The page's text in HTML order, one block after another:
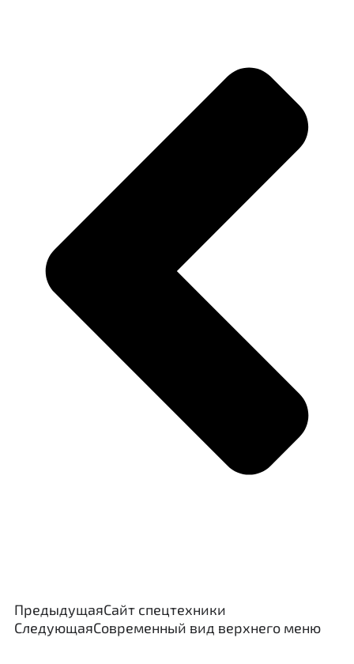
ПредыдущаяСайт спецтехники
СледующаяСовременный вид верхнего меню